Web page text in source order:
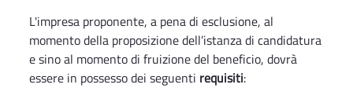
L'impresa proponente, a pena di esclusione, al
momento della proposizione dell’istanza di candidatura
e sino al momento di fruizione del beneficio, dovrà
essere in possesso dei seguenti requisiti: